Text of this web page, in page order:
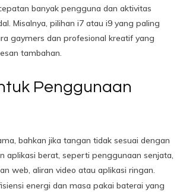
banyak pengguna dan aktivitas
Misalnya, pilihan i7 atau i9 yang paling
gaymers dan profesional kreatif yang
tambahan.
Penggunaan
bahkan jika tangan tidak sesuai dengan
aplikasi berat, seperti penggunaan senjata,
web, aliran video atau aplikasi ringan.
energi dan masa pakai baterai yang